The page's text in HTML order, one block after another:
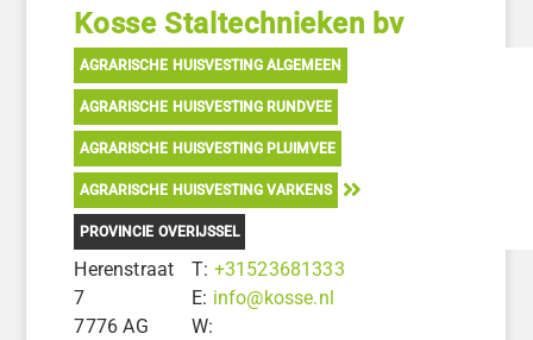
Kosse Staltechnieken bv
AGRARISCHE HUISVESTING ALGEMEEN
AGRARISCHE HUISVESTING RUNDVEE
AGRARISCHE HUISVESTING PLUIMVEE
AGRARISCHE HUISVESTING VARKENS
PROVINCIE OVERIJSSEL
Herenstraat
7
7776 AG
T: +31523681333
E: info@kosse.nl
W: